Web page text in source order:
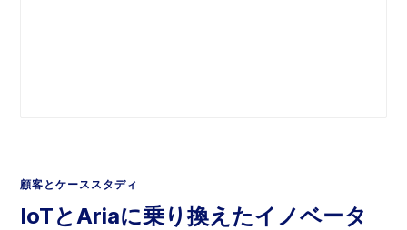
顧客とケーススタディ
IoTとAriaに乗り換えたイノベータ